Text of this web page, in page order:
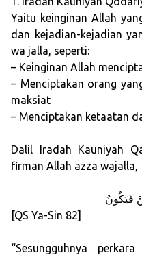
Yaitu keinginan Allah
dan kejadian-kejadian
wa jalla, seperti:
– Keinginan Allah
– Menciptakan orang
maksiat
– Menciptakan ketaatan
Dalil Iradah Kauniyah
firman Allah azza wajalla,
فَيَكُونُ
[QS Ya-Sin 82]
“Sesungguhnya